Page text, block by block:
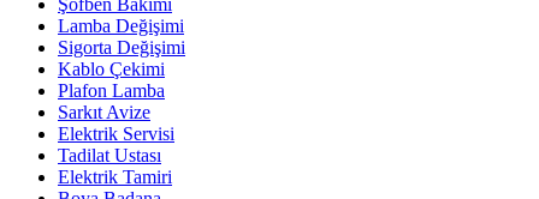
Lamba Değişimi
Sigorta Değişimi
Kablo Çekimi
Plafon Lamba
Sarkıt Avize
Elektrik Servisi
Tadilat Ustası
Elektrik Tamiri